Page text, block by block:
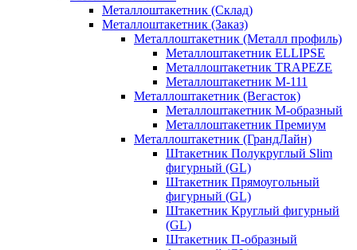
Металлоштакетник (Склад)
Металлоштакетник (Заказ)
Металлоштакетник (Металл профиль)
Металлоштакетник ELLIPSE
Металлоштакетник TRAPEZE
Металлоштакетник М-111
Металлоштакетник (Вегасток)
Металлоштакетник М-образный
Металлоштакетник Премиум
Металлоштакетник (ГрандЛайн)
Штакетник Полукруглый Slim
фигурный (GL)
Штакетник Прямоугольный
фигурный (GL)
Штакетник Круглый фигурный
(GL)
Штакетник П-образный